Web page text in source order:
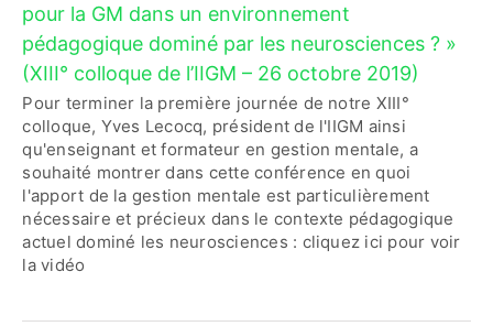
pour la GM dans un environnement
pédagogique dominé par les neurosciences ? »
(XIII° colloque de l’IIGM – 26 octobre 2019)
Pour terminer la première journée de notre XIII°
colloque, Yves Lecocq, président de l'IIGM ainsi
qu'enseignant et formateur en gestion mentale, a
souhaité montrer dans cette conférence en quoi
l'apport de la gestion mentale est particulièrement
nécessaire et précieux dans le contexte pédagogique
actuel dominé les neurosciences : cliquez ici pour voir
la vidéo